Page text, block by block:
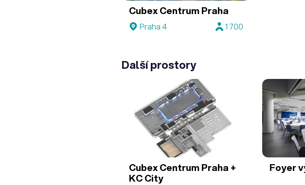
Cubex Centrum Praha
Praha 4 1 700
Další prostory
Cubex Centrum Praha +
KC City
Foyer